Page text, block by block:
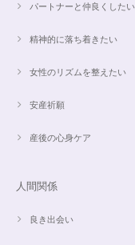
昨日、無事受け取りました
よい大きさです。 いつもあ
パートナーと仲良くしたい
精神的に落ち着きたい
女性のリズムを整えたい
安産祈願
産後の心身ケア
人間関係
良き出会い